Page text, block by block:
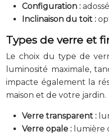
Configuration :
Inclinaison du toit :
Types de verre et
Le choix du type de
luminosité maximale,
impacte également la
maison et de votre jardin.
Verre transparent :
Verre opale : lumière